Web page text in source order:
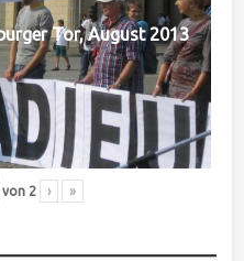
Tor, August 2013
von 2 › »